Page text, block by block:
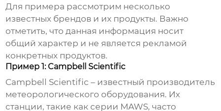
Для примера рассмотрим несколько
известных брендов и их продукты. Важно
отметить, что данная информация носит
общий характер и не является рекламой
конкретных продуктов.
Пример 1: Campbell Scientific
Campbell Scientific – известный производитель
метеорологического оборудования. Их
станции, такие как серии MAWS, часто